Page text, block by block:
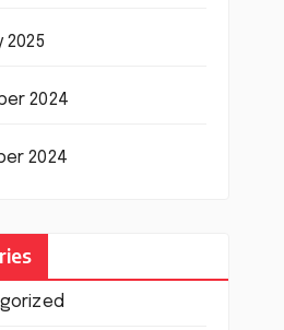
2025
2024
2024